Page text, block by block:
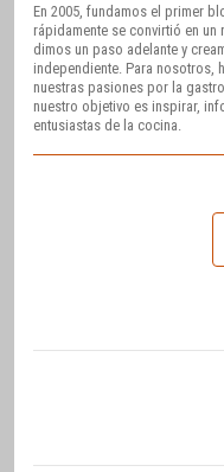
En 2005, fundamos el primer
rápidamente se convirtió en un
dimos un paso adelante y
independiente. Para nosotros,
nuestras pasiones por la
nuestro objetivo es inspirar,
entusiastas de la cocina.